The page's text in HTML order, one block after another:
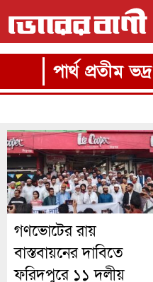
পার্থ প্রতীম ভদ্র
গণভোটের রায়
বাস্তবায়নের দাবিতে
ফরিদপুরে ১১ দলীয়